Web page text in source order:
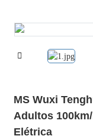
MS Wuxi
Adultos
Elétrica